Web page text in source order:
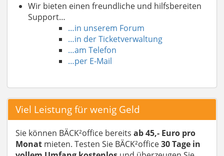
Wir bieten einen freundliche und hilfsbereiten
Support…
…in unserem Forum
…in der Ticketverwaltung
…am Telefon
…per E-Mail
Viel Leistung für wenig Geld
Sie können BÄCK²office bereits ab 45,- Euro pro
Monat mieten. Testen Sie BÄCK²office30 Tage in